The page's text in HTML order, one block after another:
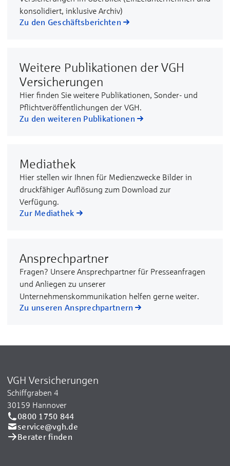
konsolidiert, inklusive Archiv)
Zu den Geschäftsberichten
Weitere Publikationen der VGH
Versicherungen
Hier finden Sie weitere Publikationen, Sonder- und
Pflichtveröffentlichungen der VGH.
Zu den weiteren Publikationen
Mediathek
Hier stellen wir Ihnen für Medienzwecke Bilder in
druckfähiger Auflösung zum Download zur
Verfügung.
Zur Mediathek
Ansprechpartner
Fragen? Unsere Ansprechpartner für Presseanfragen
und Anliegen zu unserer
Unternehmenskommunikation helfen gerne weiter.
Zu unseren Ansprechpartnern
VGH Versicherungen
Schiffgraben 4
30159 Hannover
0800 1750 844
service@vgh.de
Berater finden